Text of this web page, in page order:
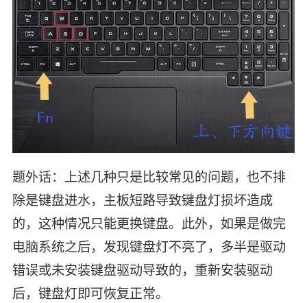
题外话：上述几种只是比较常见的问题，也不排
除是键盘进水，主板短路导致键盘灯损坏造成
的，这种情况只能更换键盘。此外，如果是做完
电脑系统之后，发现键盘灯不亮了，多半是驱动
错误或未安装键盘驱动导致的，重新安装驱动
后，键盘灯即可恢复正常。